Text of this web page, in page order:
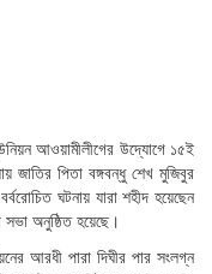
আওয়ামীলীগের উদ্যোগে ১৫ই
জাতির পিতা বঙ্গবন্ধু শেখ মুজিবুর
ঘটনায় যারা শহীদ হয়েছেন
অনুষ্ঠিত হয়েছে।
আরধী পারা দিঘীর পার সংলগ্ন